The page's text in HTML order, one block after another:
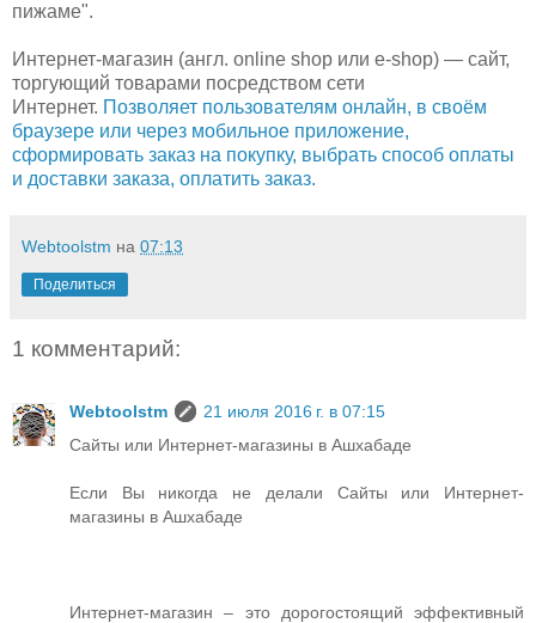
пижаме".
Интернет-магазин (англ. online shop или e-shop) — сайт,
торгующий товарами посредством сети
Интернет. Позволяет пользователям онлайн, в своём
браузере или через мобильное приложение,
сформировать заказ на покупку, выбрать способ оплаты
и доставки заказа, оплатить заказ.
Webtoolstm на 07:13
Поделиться
1 комментарий:
Webtoolstm
21 июля 2016 г. в 07:15
Сайты или Интернет-магазины в Ашхабаде
Если Вы никогда не делали Сайты или Интернет-
магазины в Ашхабаде
Интернет-магазин – это дорогостоящий эффективный